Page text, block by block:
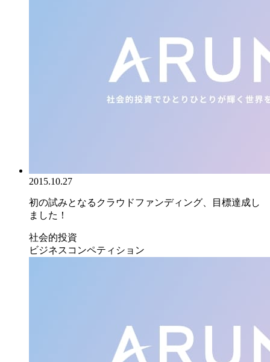
2015.10.27
初の試みとなるクラウドファンディング、目標達成し
ました！
社会的投資
ビジネスコンペティション